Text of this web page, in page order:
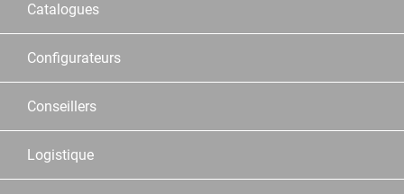
Catalogues
Configurateurs
Conseillers
Logistique